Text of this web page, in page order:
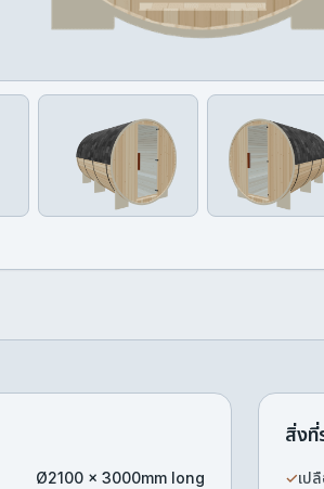
Ø2100 × 3000mm long
สิ่งที่
✓เป